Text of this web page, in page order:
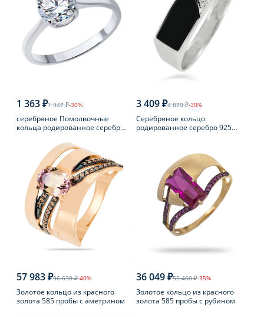
1 363 ₽1 947 ₽-30%
серебряное Помолвочные
кольца родированное серебро
3 409 ₽4 870 ₽-30%
Серебряное кольцо
родированное серебро 925
57 983 ₽96 638 ₽-40%
Золотое кольцо из красного
золота 585 пробы с аметрином
36 049 ₽55 460 ₽-35%
Золотое кольцо из красного
золота 585 пробы с рубином